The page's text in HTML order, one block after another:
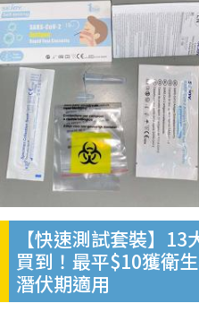
【快速測試套裝】
買到！最平$10獲衛
潛伏期適用